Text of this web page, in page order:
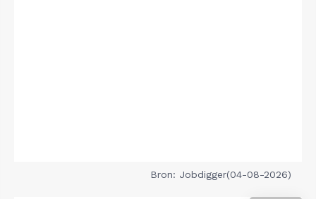
Bron: Jobdigger(04-08-2026)